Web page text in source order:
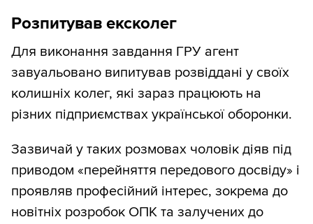
Розпитував ексколег
Для виконання завдання ГРУ агент
завуальовано випитував розвіддані у своїх
колишніх колег, які зараз працюють на
різних підприємствах української оборонки.
Зазвичай у таких розмовах чоловік діяв під
приводом «перейняття передового досвіду» і
проявляв професійний інтерес, зокрема до
новітніх розробок ОПК та залучених до